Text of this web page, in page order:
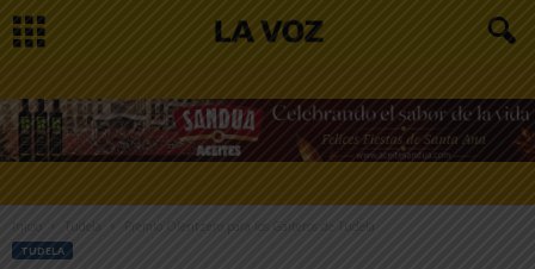
Inicio Tudela Premio Olentzero para los Gaiteros de Tudela
TUDELA